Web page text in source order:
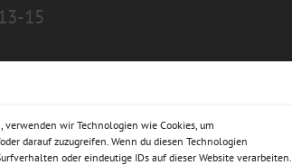
wir Technologien wie Cookies, um
darauf zuzugreifen. Wenn du diesen Technologien
oder eindeutige IDs auf dieser Website verarbeiten.
15